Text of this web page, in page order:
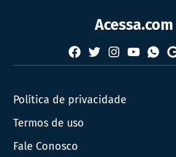
Acessa.com
Facebook
TwitterInstagram
YouTube
Política de privacidade
Termos de uso
Fale Conosco